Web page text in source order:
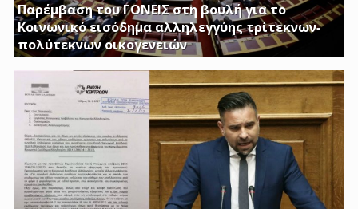
Παρέμβαση του ΓΟΝΕΙΣ στη βουλή για το
Κοινωνικό εισόδημα αλληλεγγύης τρίτεκνων-
πολύτεκνων οικογενειών
Απαιτούμε να εξαιρεθούν τα επιδόματα Στήριξης
Τέκνων, καθώς και το Ειδικό Επίδομα Στήριξης σε
Τρίτεκνες – Πολύτεκνες οικογένειες από τα εισοδηματικά
κριτήρια όπως αυτά καθορίζονται με το υπ’ αριθμ. 128/24-
1-2017 ΦΕΚ